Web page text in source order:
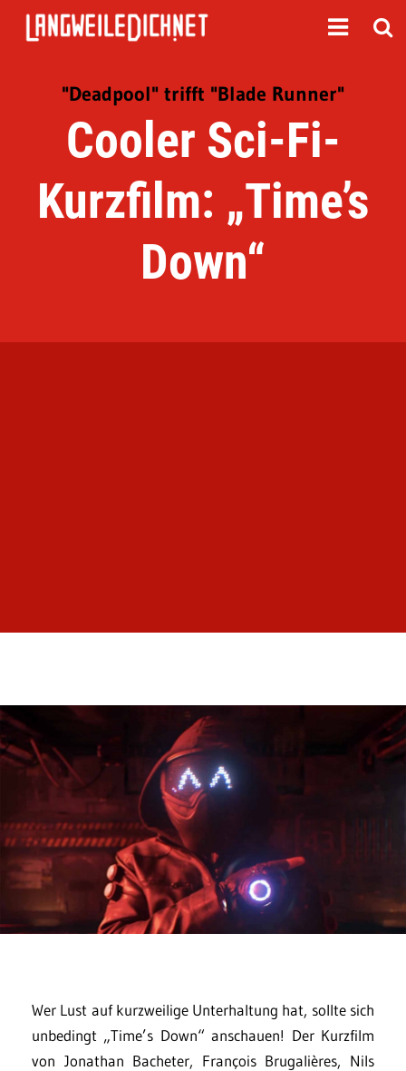
"Deadpool" trifft "Blade Runner"
Cooler Sci-Fi-
Kurzfilm: „Time’s
Down“
Wer Lust auf kurzweilige Unterhaltung hat, sollte sich
unbedingt „Time’s Down“ anschauen! Der Kurzfilm
von Jonathan Bacheter, François Brugalières, Nils